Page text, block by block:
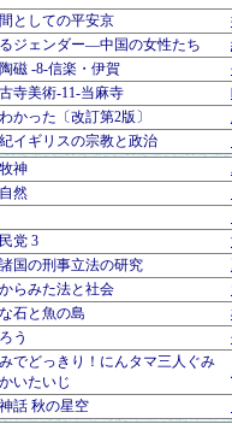
としての平安京
ジェンダー―中国の女性たち
磁 -8-信楽・伊賀
寺美術-11-当麻寺
かった〔改訂第2版〕
イギリスの宗教と政治
神
然
党 3
国の刑事立法の研究
らみた法と社会
石と魚の島
う
でどっきり！にんタマ三人ぐみ
いたいじ
話 秋の星空